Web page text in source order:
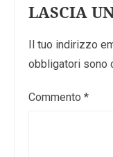
LASCIA
Il tuo indirizzo
obbligatori sono
Commento *